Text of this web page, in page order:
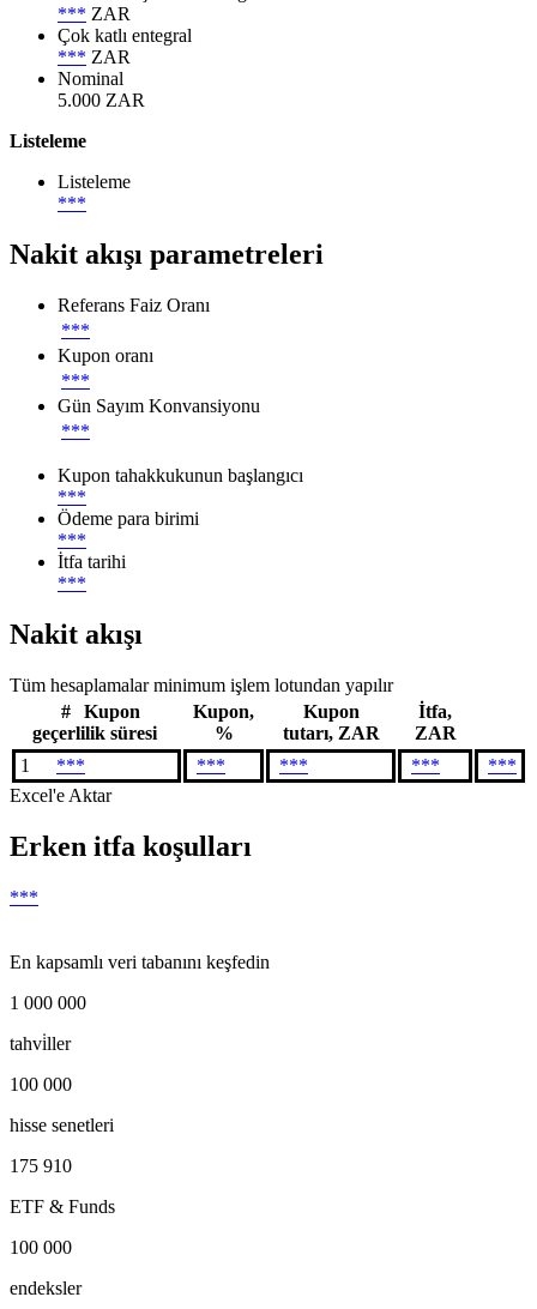
*** ZAR
Çok katlı entegral
*** ZAR
Nominal
5.000 ZAR
Listeleme
Listeleme
***
Nakit akışı parametreleri
Referans Faiz Oranı
***
Kupon oranı
***
Gün Sayım Konvansiyonu
***
Kupon tahakkukunun başlangıcı
***
Ödeme para birimi
***
İtfa tarihi
***
Nakit akışı
Tüm hesaplamalar minimum işlem lotundan yapılır
#
Kupon
geçerlilik süresi
Kupon,
%
Kupon
tutarı, ZAR
İtfa,
ZAR
1
*** *** *** ***
***
Excel'e Aktar
Erken itfa koşulları
***
En kapsamlı veri tabanını keşfedin
1 000 000
tahvi̇ller
100 000
hisse senetleri
175 910
ETF & Funds
100 000
endeksler